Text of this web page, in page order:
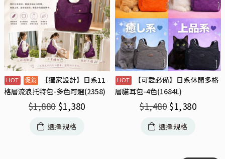
【獨家設計】日系11
格層流浪托特包-多色可選(2358)
$1,880 $1,380
選擇規格
【可愛必備】日系休閒多格
層貓耳包-4色(1684L)
$1,480 $1,380
選擇規格